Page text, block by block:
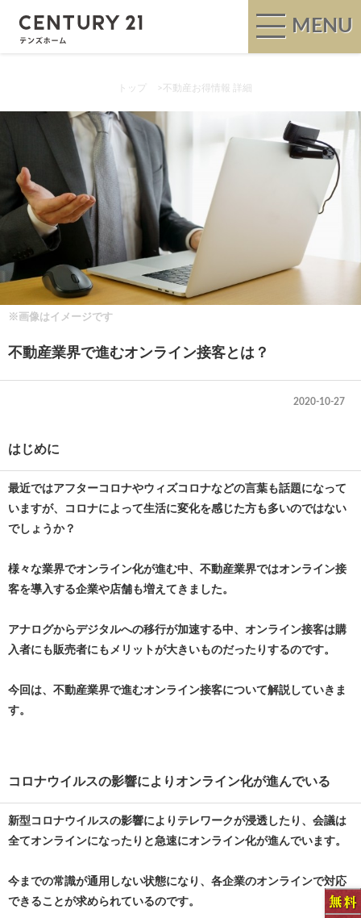
MENU
トップ > 不動産お得情報 詳細
※画像はイメージです
不動産業界で進むオンライン接客とは？
2020-10-27
はじめに
最近ではアフターコロナやウィズコロナなどの言葉も話題になって
いますが、コロナによって生活に変化を感じた方も多いのではない
でしょうか？
様々な業界でオンライン化が進む中、不動産業界ではオンライン接
客を導入する企業や店舗も増えてきました。
アナログからデジタルへの移行が加速する中、オンライン接客は購
入者にも販売者にもメリットが大きいものだったりするのです。
今回は、不動産業界で進むオンライン接客について解説していきま
す。
コロナウイルスの影響によりオンライン化が進んでいる
新型コロナウイルスの影響によりテレワークが浸透したり、会議は
全てオンラインになったりと急速にオンライン化が進んでいます。
今までの常識が通用しない状態になり、各企業のオンラインで対応
できることが求められているのです。